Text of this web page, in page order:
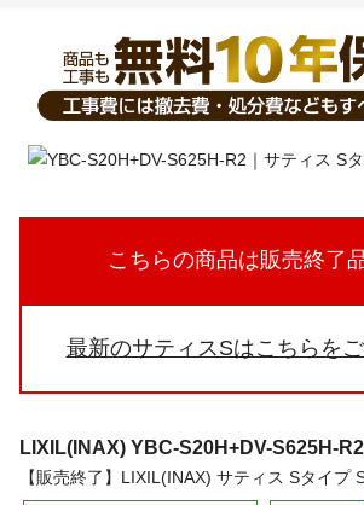
こちらの商品は販売終了
最新のサティスSはこちらを
LIXIL(INAX) YBC-S20H+DV-S625H-R2
【販売終了】LIXIL(INAX) サティス Sタイプ